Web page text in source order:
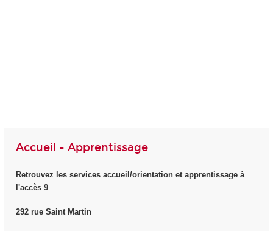
Accueil - Apprentissage
Retrouvez les services accueil/orientation et apprentissage à
l'accès 9
292 rue Saint Martin